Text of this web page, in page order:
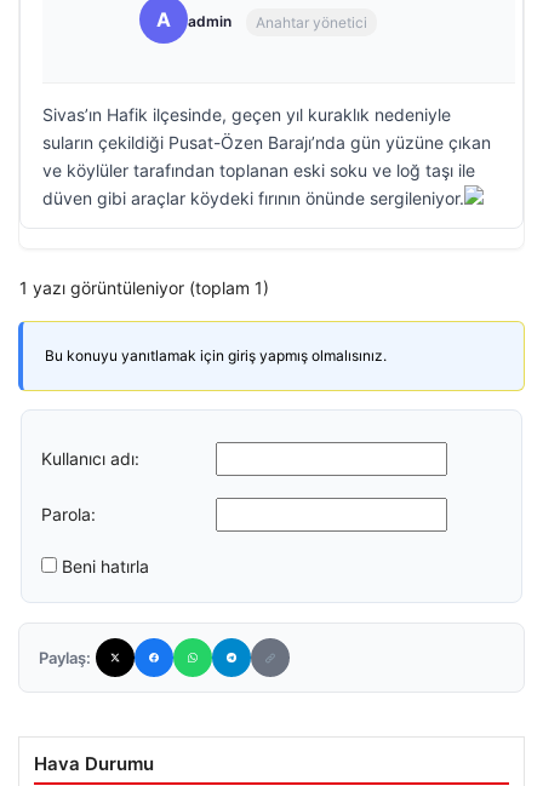
A admin Anahtar yönetici
Sivas’ın Hafik ilçesinde, geçen yıl kuraklık nedeniyle
suların çekildiği Pusat-Özen Barajı’nda gün yüzüne çıkan
ve köylüler tarafından toplanan eski soku ve loğ taşı ile
düven gibi araçlar köydeki fırının önünde sergileniyor.
1 yazı görüntüleniyor (toplam 1)
Bu konuyu yanıtlamak için giriş yapmış olmalısınız.
Kullanıcı adı:
Parola:
Beni hatırla
Paylaş:
Hava Durumu